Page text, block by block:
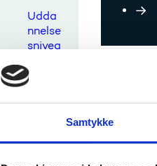
Samtykke
Udda
nnelse
snivea
Karak
Læs